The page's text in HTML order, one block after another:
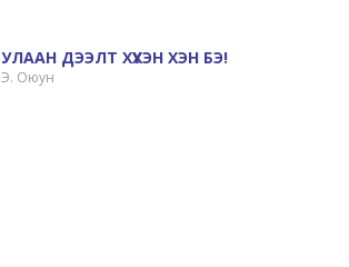
УЛААН ДЭЭЛТ ХҮҮХЭН ХЭН БЭ!
Э. Оюун